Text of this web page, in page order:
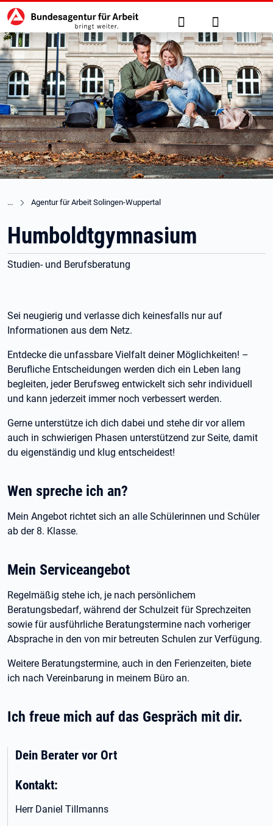
zu den Hauptinhalten springen
Hauptnavigation Suche Anmelden
Agentur für Arbeit Solingen-Wuppertal
Humboldtgymnasium
Studien- und Berufsberatung
Sei neugierig und verlasse dich keinesfalls nur auf
Informationen aus dem Netz.
Entdecke die unfassbare Vielfalt deiner Möglichkeiten! –
Berufliche Entscheidungen werden dich ein Leben lang
begleiten, jeder Berufsweg entwickelt sich sehr individuell
und kann jederzeit immer noch verbessert werden.
Gerne unterstütze ich dich dabei und stehe dir vor allem
auch in schwierigen Phasen unterstützend zur Seite, damit
du eigenständig und klug entscheidest!
Wen spreche ich an?
Mein Angebot richtet sich an alle Schülerinnen und Schüler
ab der 8. Klasse.
Mein Serviceangebot
Regelmäßig stehe ich, je nach persönlichem
Beratungsbedarf, während der Schulzeit für Sprechzeiten
sowie für ausführliche Beratungstermine nach vorheriger
Absprache in den von mir betreuten Schulen zur Verfügung.
Weitere Beratungstermine, auch in den Ferienzeiten, biete
ich nach Vereinbarung in meinem Büro an.
Ich freue mich auf das Gespräch mit dir.
Dein Berater vor Ort
Kontakt:
Herr Daniel Tillmanns